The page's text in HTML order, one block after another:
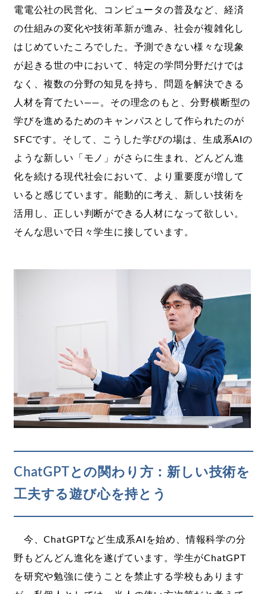
電電公社の民営化、コンピュータの普及など、経済
の仕組みの変化や技術革新が進み、社会が複雑化し
はじめていたころでした。予測できない様々な現象
が起きる世の中において、特定の学問分野だけでは
なく、複数の分野の知見を持ち、問題を解決できる
人材を育てたい――。その理念のもと、分野横断型の
学びを進めるためのキャンパスとして作られたのが
SFCです。そして、こうした学びの場は、生成系AIの
ような新しい「モノ」がさらに生まれ、どんどん進
化を続ける現代社会において、より重要度が増して
いると感じています。能動的に考え、新しい技術を
活用し、正しい判断ができる人材になって欲しい。
そんな思いで日々学生に接しています。
ChatGPTとの関わり方：新しい技術を
工夫する遊び心を持とう
今、ChatGPTなど生成系AIを始め、情報科学の分
野もどんどん進化を遂げています。学生がChatGPT
を研究や勉強に使うことを禁止する学校もあります